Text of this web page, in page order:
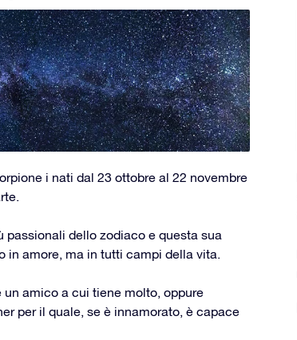
i nati dal 23 ottobre al 22 novembre
passionali dello zodiaco e questa sua
in amore, ma in tutti campi della vita.
amico a cui tiene molto, oppure
per il quale, se è innamorato, è capace